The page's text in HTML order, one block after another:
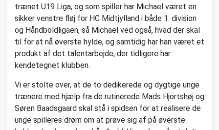
trænet U19 Liga, og som spiller har Michael været en
sikker venstre fløj for HC Midtjylland i både 1. division
og Håndboldligaen, så Michael ved også, hvad der skal
til for at nå øverste hylde, og samtidig har han været et
produkt af det talentarbejde, der tidligere har
kendetegnet klubben.
Vi er stolte over, at de to dedikerede og dygtige unge
trænere med hjælp fra de rutinerede Mads Hjortshøj og
Søren Baadsgaard skal stå i spidsen for at realisere de
unge spilleres drøm om at prøve sig af på øverste